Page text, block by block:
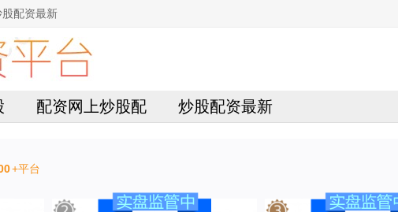
配资最新
配资网上炒股配 炒股配资最新
+平台